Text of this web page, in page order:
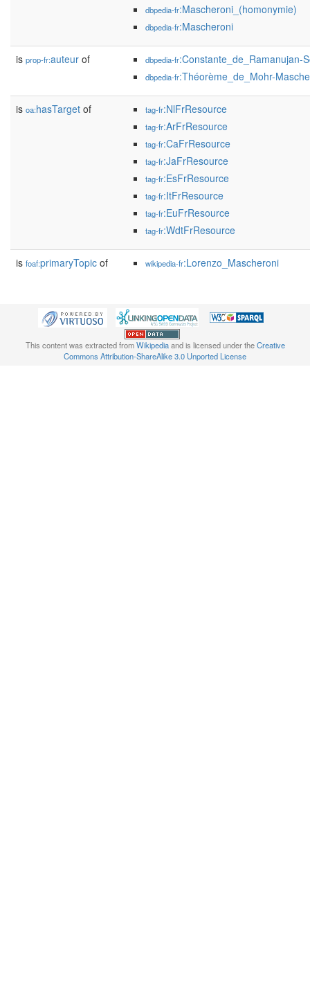
dbpedia-fr:Mascheroni_(homonymie)
dbpedia-fr:Mascheroni
is prop-fr:auteur of dbpedia-fr:Constante_de_Ramanujan-
dbpedia-fr:Théorème_de_Mohr-
is oa:hasTarget of tag-fr:NlFrResource
tag-fr:ArFrResource
tag-fr:CaFrResource
tag-fr:JaFrResource
tag-fr:EsFrResource
tag-fr:ItFrResource
tag-fr:EuFrResource
tag-fr:WdtFrResource
is foaf:primaryTopic of wikipedia-fr:Lorenzo_Mascheroni
This content was extracted fromWikipediaand is licensed under theCreative
Commons Attribution-ShareAlike 3.0 Unported License